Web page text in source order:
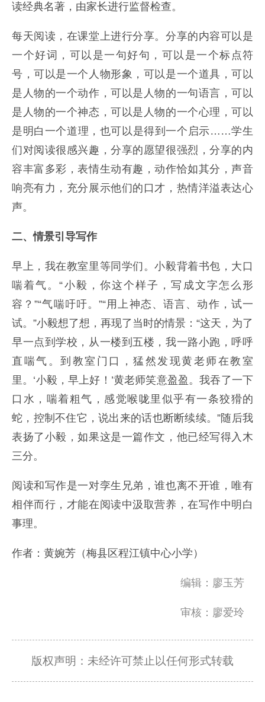
读经典名著，由家长进行监督检查。
每天阅读，在课堂上进行分享。分享的内容可以是
一个好词，可以是一句好句，可以是一个标点符
号，可以是一个人物形象，可以是一个道具，可以
是人物的一个动作，可以是人物的一句语言，可以
是人物的一个神态，可以是人物的一个心理，可以
是明白一个道理，也可以是得到一个启示……学生
们对阅读很感兴趣，分享的愿望很强烈，分享的内
容丰富多彩，表情生动有趣，动作恰如其分，声音
响亮有力，充分展示他们的口才，热情洋溢表达心
声。
二、情景引导写作
早上，我在教室里等同学们。小毅背着书包，大口
喘着气。“小毅，你这个样子，写成文字怎么形
容？”“气喘吁吁。”“用上神态、语言、动作，试一
试。”小毅想了想，再现了当时的情景：“这天，为了
早一点到学校，从一楼到五楼，我一路小跑，呼呼
直喘气。到教室门口，猛然发现黄老师在教室
里。‘小毅，早上好！’黄老师笑意盈盈。我吞了一下
口水，喘着粗气，感觉喉咙里似乎有一条狡猾的
蛇，控制不住它，说出来的话也断断续续。”随后我
表扬了小毅，如果这是一篇作文，他已经写得入木
三分。
阅读和写作是一对孪生兄弟，谁也离不开谁，唯有
相伴而行，才能在阅读中汲取营养，在写作中明白
事理。
作者：黄婉芳（梅县区程江镇中心小学）
编辑：廖玉芳
审核：廖爱玲
版权声明：未经许可禁止以任何形式转载